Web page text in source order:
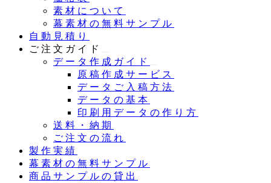
素材について
幕素材の無料サンプル
自動見積り
ご注文ガイド
データ作成ガイド
原稿作成サービス
データご入稿方法
データの基本
印刷用データの作り方
送料・納期
ご注文の流れ
製作実績
幕素材の無料サンプル
商品サンプルの貸出